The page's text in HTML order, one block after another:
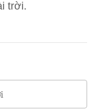
trời.